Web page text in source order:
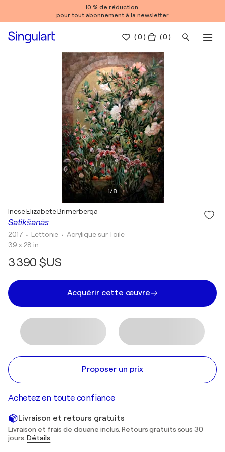
10 % de réduction
pour tout abonnement à la newsletter
(0 ) ( 0 )
1/8
Satikšanās
Inese Elizabete Brimerberga
2017 • Lettonie • Acrylique sur Toile
39 x 28 in
3 390 $US
Acquérir cette œuvre
Proposer un prix
Achetez en toute confiance
Livraison et retours gratuits
Livraison et frais de douane inclus. Retours gratuits sous 30
jours.Détails